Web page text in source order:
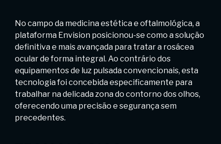
No campo da medicina estética e oftalmológica, a
plataforma Envision posicionou-se como a solução
definitiva e mais avançada para tratar a rosácea
ocular de forma integral. Ao contrário dos
equipamentos de luz pulsada convencionais, esta
tecnologia foi concebida especificamente para
trabalhar na delicada zona do contorno dos olhos,
oferecendo uma precisão e segurança sem
precedentes.